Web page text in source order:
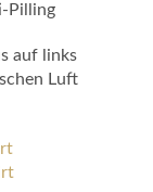
Pilling
auf links
Luft